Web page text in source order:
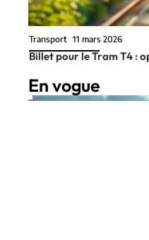
Transport 11 mars 2026
Billet pour le Tram T4 :
En vogue